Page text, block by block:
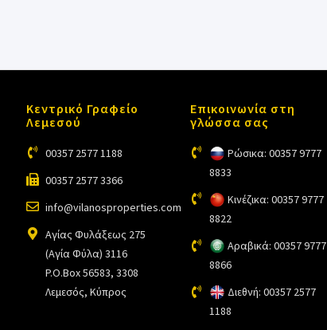
Κεντρικό Γραφείο
Λεμεσού
00357 2577 1188
00357 2577 3366
info@vilanosproperties.com
Αγίας Φυλάξεως 275
(Αγία Φύλα) 3116
P.O.Box 56583, 3308
Λεμεσός, Κύπρος
Επικοινωνία στη
γλώσσα σας
Ρώσικα: 00357 9777
8833
Κινέζικα: 00357 9777
8822
Αραβικά: 00357 9777
8866
Διεθνή: 00357 2577
1188